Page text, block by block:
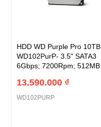
HDD WD Purple Pro 10TB
WD102PurP- 3.5" SATA3
6Gbps; 7200Rpm; 512MB
13.590.000 ₫
WD102PURP